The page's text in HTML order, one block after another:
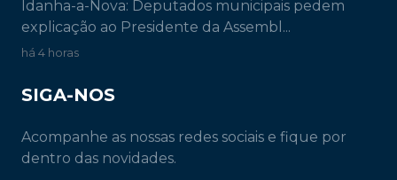
Idanha-a-Nova: Deputados municipais pedem
explicação ao Presidente da Assembl...
há 4 horas
SIGA-NOS
Acompanhe as nossas redes sociais e fique por
dentro das novidades.